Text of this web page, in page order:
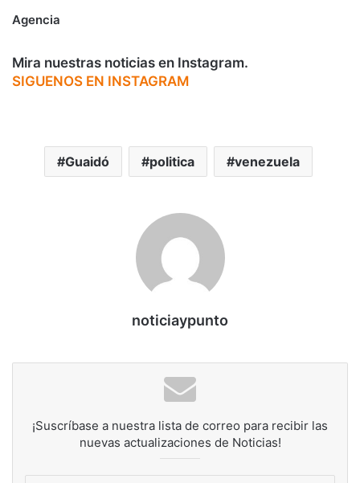
Agencia
Mira nuestras noticias en Instagram.
SIGUENOS EN INSTAGRAM
Guaidó politica venezuela
noticiaypunto
¡Suscríbase a nuestra lista de correo para recibir las
nuevas actualizaciones de Noticias!